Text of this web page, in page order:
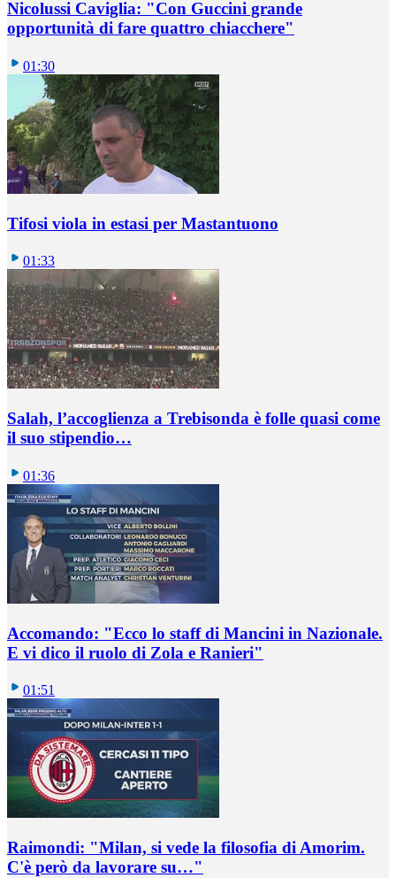
Nicolussi Caviglia: "Con Guccini grande
opportunità di fare quattro chiacchere"
01:30
Tifosi viola in estasi per Mastantuono
01:33
Salah, l’accoglienza a Trebisonda è folle quasi come
il suo stipendio…
01:36
Accomando: "Ecco lo staff di Mancini in Nazionale.
E vi dico il ruolo di Zola e Ranieri"
01:51
Raimondi: "Milan, si vede la filosofia di Amorim.
C'è però da lavorare su…"